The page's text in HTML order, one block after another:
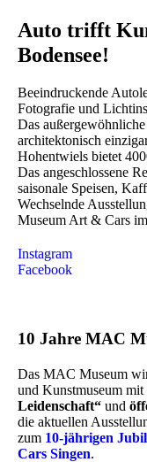
Auto trifft
Bodensee!
Beeindruckende
Fotografie und
Das
architektonisch
Hohentwiels bietet
Das angeschlossene
saisonale Speisen,
Wechselnde
Museum Art & Cars
Instagram
Facebook
10 Jahre MAC
Das MAC Museum
und Kunstmuseum mit
Leidenschaft“ und
die aktuellen
zum 10-jährigen
Cars Singen.